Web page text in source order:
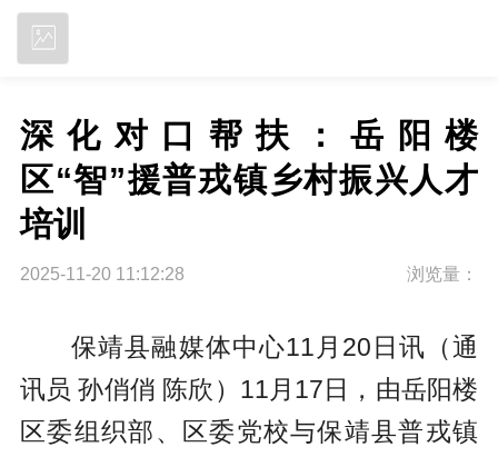
深化对口帮扶：岳阳楼
区“智”援普戎镇乡村振兴人才
培训
2025-11-20 11:12:28 浏览量：
保靖县融媒体中心11月20日讯（通
讯员 孙俏俏 陈欣）11月17日，由岳阳楼
区委组织部、区委党校与保靖县普戎镇